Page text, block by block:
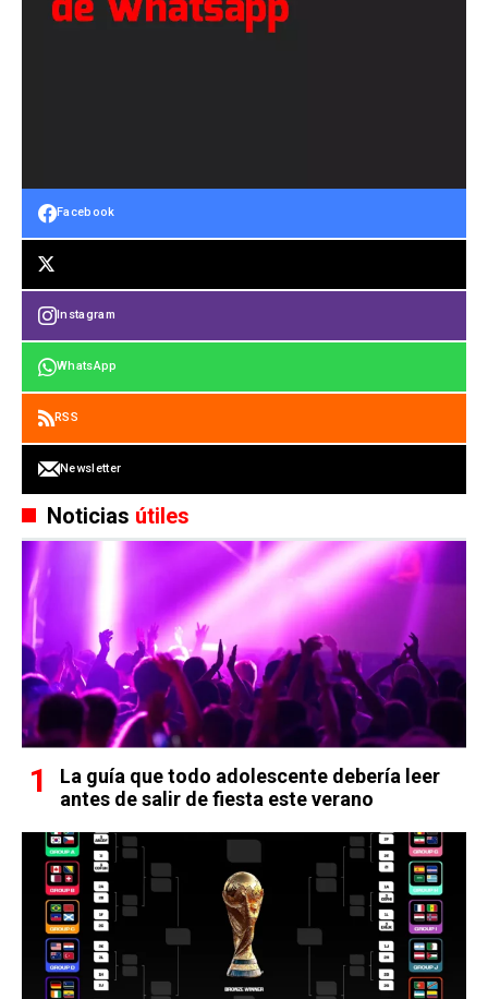
Facebook
Instagram
WhatsApp
RSS
Newsletter
Noticias útiles
La guía que todo adolescente debería leer
antes de salir de fiesta este verano